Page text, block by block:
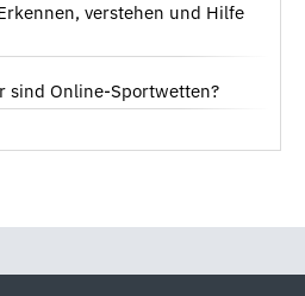
verstehen und Hilfe
sind Online-Sportwetten?